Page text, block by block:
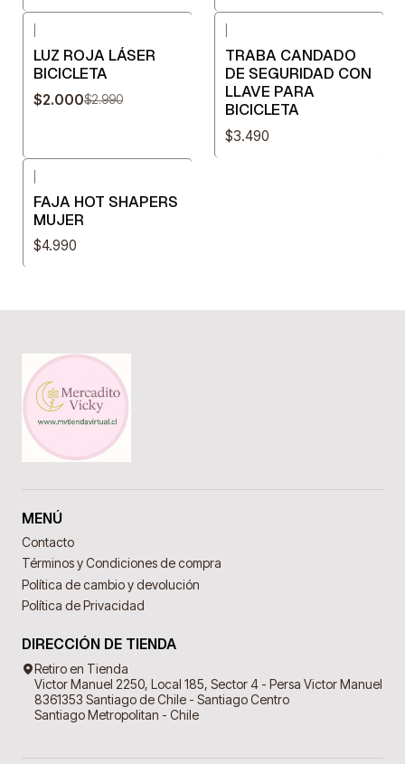
LUZ ROJA LÁSER
BICICLETA
$2.000$2.990
TRABA CANDADO
DE SEGURIDAD CON
LLAVE PARA
BICICLETA
$3.490
FAJA HOT SHAPERS
MUJER
$4.990
MENÚ
Contacto
Términos y Condiciones de compra
Política de cambio y devolución
Política de Privacidad
DIRECCIÓN DE TIENDA
Retiro en Tienda
Victor Manuel 2250, Local 185, Sector 4 - Persa Victor Manuel
8361353 Santiago de Chile - Santiago Centro
Santiago Metropolitan - Chile